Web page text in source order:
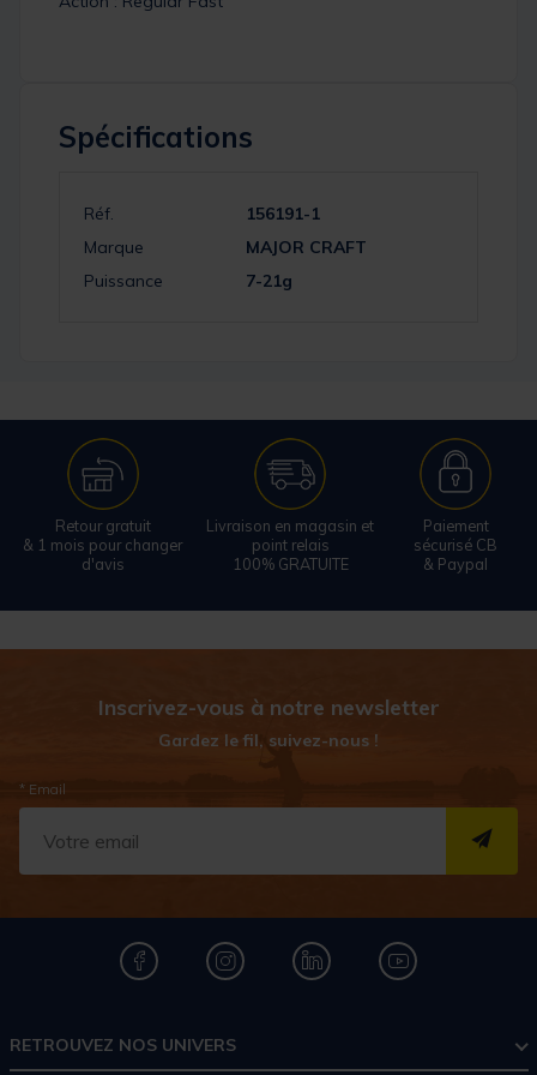
Spécifications
Réf.
156191-1
Marque
MAJOR CRAFT
Puissance
7-21g
Retour gratuit
& 1 mois pour changer
d'avis
Livraison en magasin et
point relais
100% GRATUITE
Paiement
sécurisé CB
& Paypal
Inscrivez-vous à notre newsletter
Gardez le fil, suivez-nous !
* Email
RETROUVEZ NOS UNIVERS